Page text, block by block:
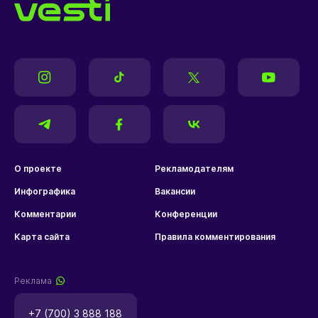
О проекте Рекламодателям
Инфографика Вакансии
Комментарии Конференции
Карта сайта Правила комментирования
Реклама
+7 (700) 3 888 188